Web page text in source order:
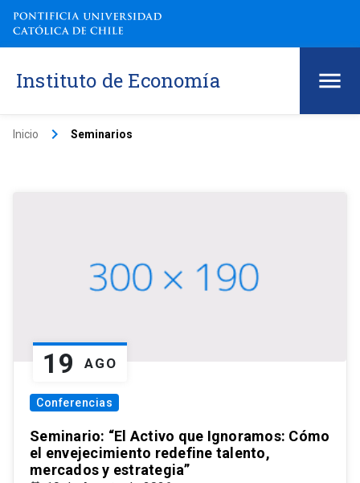
Instituto de Economía
Inicio keyboard_arrow_right Seminarios
19 AGO
Conferencias
Seminario: “El Activo que Ignoramos: Cómo
el envejecimiento redefine talento,
mercados y estrategia”